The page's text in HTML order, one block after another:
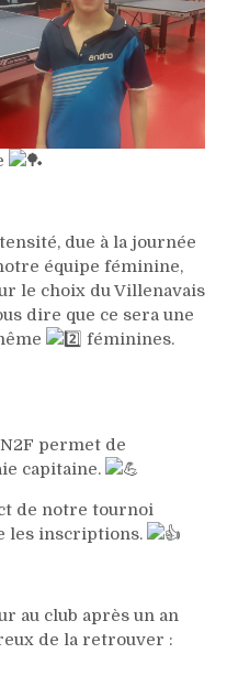
due à la journée
équipe féminine,
le choix du Villenavais
dire que ce sera une
féminines.
permet de
capitaine.
de notre tournoi
les inscriptions.
au club après un an
de la retrouver :